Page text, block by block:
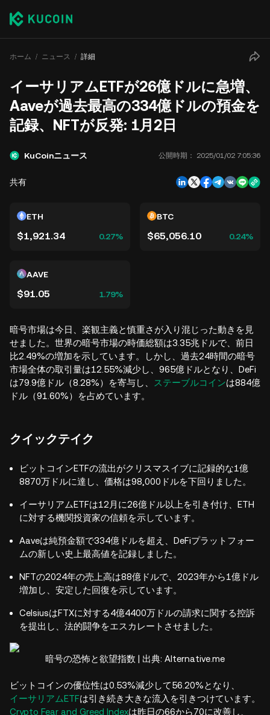
ホーム ニュース 詳細
イーサリアムETFが26億ドルに急増、
Aaveが過去最高の334億ドルの預金を
記録、NFTが反発: 1月2日
KuCoinニュース 公開時期： 2025/01/02 7:05:36
共有
ETH
$1,921.34 0.27%
BTC
$65,056.10 0.24%
AAVE
$91.05 1.79%
暗号市場は今日、楽観主義と慎重さが入り混じった動きを見
せました。世界の暗号市場の時価総額は3.35兆ドルで、前日
比2.49%の増加を示しています。しかし、過去24時間の暗号
市場全体の取引量は12.55%減少し、965億ドルとなり、DeFi
は79.9億ドル（8.28%）を寄与し、
ステーブルコインは884億
ドル（91.60%）を占めています。
クイックテイク
ビットコインETFの流出がクリスマスイブに記録的な1億
8870万ドルに達し、価格は98,000ドルを下回りました。
イーサリアムETFは12月に26億ドル以上を引き付け、ETH
に対する機関投資家の信頼を示しています。
Aaveは純預金額で334億ドルを超え、DeFiプラットフォー
ムの新しい史上最高値を記録しました。
NFTの2024年の売上高は88億ドルで、2023年から1億ドル
増加し、安定した回復を示しています。
CelsiusはFTXに対する4億4400万ドルの請求に関する控訴
を提出し、法的闘争をエスカレートさせました。
暗号の恐怖と欲望指数 | 出典: Alternative.me
ビットコインの優位性は0.53%減少して56.20%となり、
イーサリアムETFは引き続き大きな流入を引きつけています。
Crypto Fear and Greed Indexは昨日の66から70に改善し、